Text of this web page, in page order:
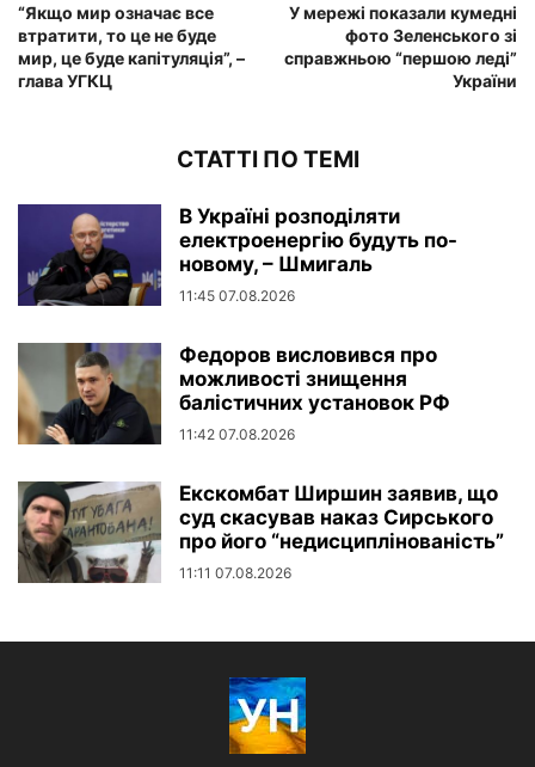
“Якщо мир означає все
втратити, то це не буде
мир, це буде капітуляція”, –
глава УГКЦ
У мережі показали кумедні
фото Зеленського зі
справжньою “першою леді”
України
СТАТТІ ПО ТЕМІ
В Україні розподіляти
електроенергію будуть по-
новому, – Шмигаль
11:45 07.08.2026
Федоров висловився про
можливості знищення
балістичних установок РФ
11:42 07.08.2026
Екскомбат Ширшин заявив, що
суд скасував наказ Сирського
про його “недисциплінованість”
11:11 07.08.2026